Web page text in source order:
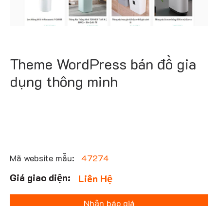
Theme WordPress bán đồ gia
dụng thông minh
Mã website mẫu: 47274
Liên Hệ
Nhận báo giá